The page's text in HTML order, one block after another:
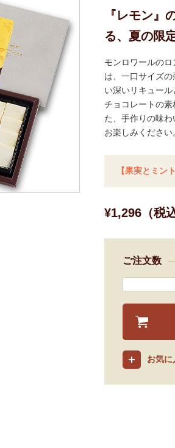
『レモン』
る、夏の限
モンロワールの
は、一口サイズ
い深いリキュール
チョコレートの
た、手作りの味わ
お楽しみください
【果実とミン
¥1,296（税込
ご注文数
お気に